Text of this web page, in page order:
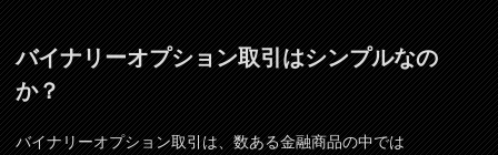
バイナリーオプション取引はシンプルなの
か？
バイナリーオプション取引は、数ある金融商品の中では